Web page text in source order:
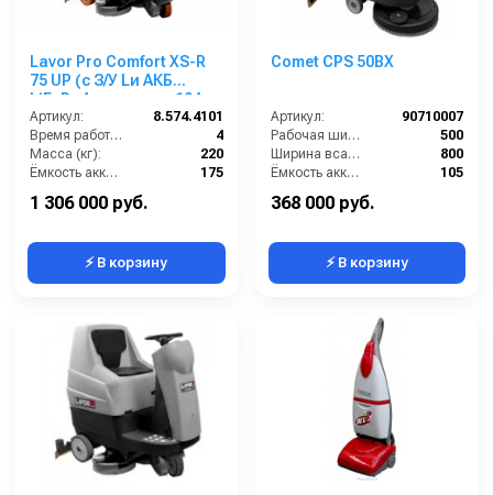
Lavor Pro Comfort XS-R
75 UP (с З/У Lи АКБ
LiFePo4 емкостью 104
Ah)
Артикул:
8.574.4101
Время работы (ч):
4
Масса (кг):
220
Ёмкость аккумуляторов (Ач):
175
1 306 000 руб.
⚡ В корзину
Comet CPS 50BX
Артикул:
90710007
Рабочая ширина щеток (мм):
500
Ширина всасывающей балки (мм):
800
Ёмкость аккумуляторов (Ач):
105
368 000 руб.
⚡ В корзину